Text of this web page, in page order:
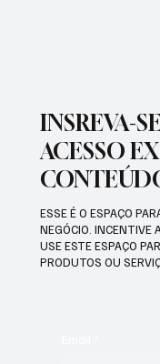
INSREVA-
ACESSO
ESSE É O ESPAÇO
NEGÓCIO. INCENTIVE
USE ESTE ESPAÇO
PRODUTOS OU